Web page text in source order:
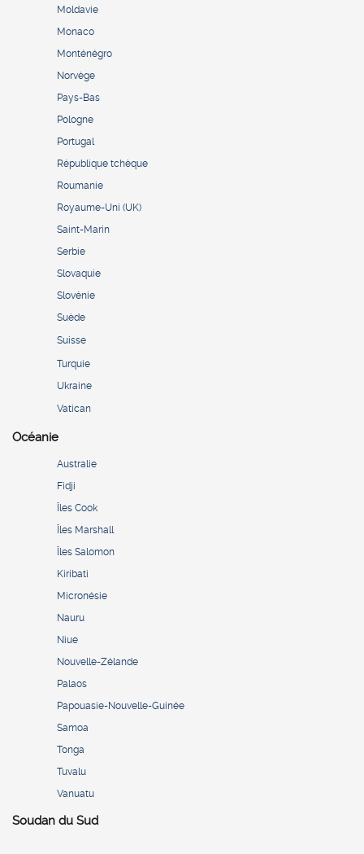
Moldavie
Monaco
Monténégro
Norvège
Pays-Bas
Pologne
Portugal
République tchèque
Roumanie
Royaume-Uni (UK)
Saint-Marin
Serbie
Slovaquie
Slovénie
Suède
Suisse
Turquie
Ukraine
Vatican
Océanie
Australie
Fidji
Îles Cook
Îles Marshall
Îles Salomon
Kiribati
Micronésie
Nauru
Niue
Nouvelle-Zélande
Palaos
Papouasie-Nouvelle-Guinée
Samoa
Tonga
Tuvalu
Vanuatu
Soudan du Sud